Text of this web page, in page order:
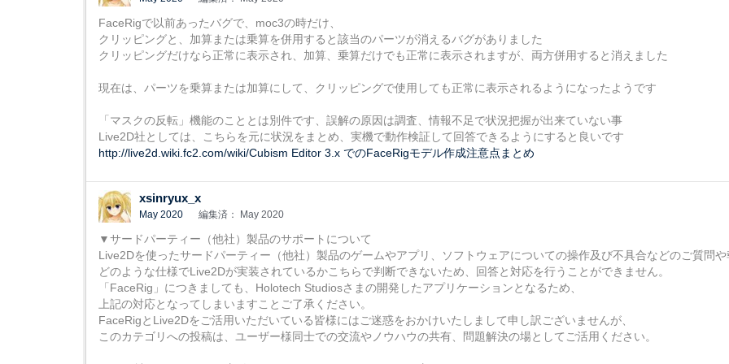
FaceRigで以前あったバグで、moc3の時だけ、
クリッピングと、加算または乗算を併用すると該当のパーツが消えるバグがありました
クリッピングだけなら正常に表示され、加算、乗算だけでも正常に表示されますが、両方併用すると消えました
現在は、パーツを乗算または加算にして、クリッピングで使用しても正常に表示されるようになったようです
「マスクの反転」機能のこととは別件です、誤解の原因は調査、情報不足で状況把握が出来ていない事
Live2D社としては、こちらを元に状況をまとめ、実機で動作検証して回答できるようにすると良いです
http://live2d.wiki.fc2.com/wiki/Cubism Editor 3.x でのFaceRigモデル作成注意点まとめ
xsinryux_x
May 2020 編集済： May 2020
▼サードパーティー（他社）製品のサポートについて
Live2Dを使ったサードパーティー（他社）製品のゲームやアプリ、ソフトウェアについての操作及び不具合などのご質問
どのような仕様でLive2Dが実装されているかこちらで判断できないため、回答と対応を行うことができません。
「FaceRig」につきましても、Holotech Studiosさまの開発したアプリケーションとなるため、
上記の対応となってしまいますことご了承ください。
FaceRigとLive2Dをご活用いただいている皆様にはご迷惑をおかけいたしまして申し訳ございませんが、
このカテゴリへの投稿は、ユーザー様同士での交流やノウハウの共有、問題解決の場としてご活用ください。